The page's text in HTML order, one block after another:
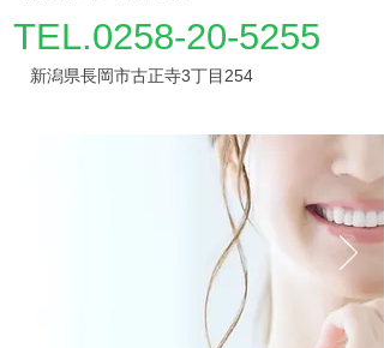
TEL.0258-20-5255
新潟県長岡市古正寺3丁目254